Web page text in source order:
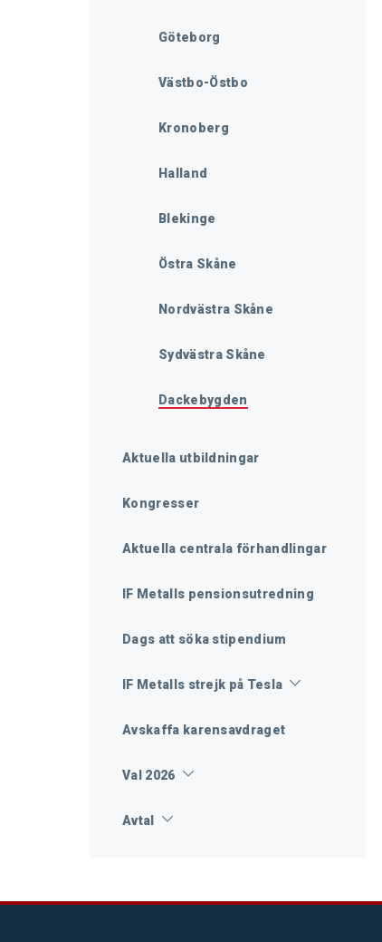
Göteborg
Västbo-Östbo
Kronoberg
Halland
Blekinge
Östra Skåne
Nordvästra Skåne
Sydvästra Skåne
Dackebygden
Aktuella utbildningar
Kongresser
Aktuella centrala förhandlingar
IF Metalls pensionsutredning
Dags att söka stipendium
IF Metalls strejk på Tesla
Avskaffa karensavdraget
Val 2026
Avtal